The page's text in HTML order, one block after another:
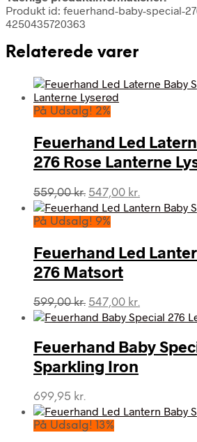
Produkt id: feuerhand-baby-special-
4250435720363
Relaterede varer
På Udsalg! 2%
Feuerhand Led
276 Rose Lanterne
559,00kr. Den
oprindelige
pris
559,00 kr..
547,00 kr.
aktuelle
547,00 kr..
På Udsalg! 9%
Feuerhand Led
276 Matsort
599,00kr. Den
oprindelige
var:
599,00 kr..
547,00 kr.
aktuelle
er:
547,00 kr..
Feuerhand Baby
Sparkling Iron
699,95 kr.
På Udsalg! 13%